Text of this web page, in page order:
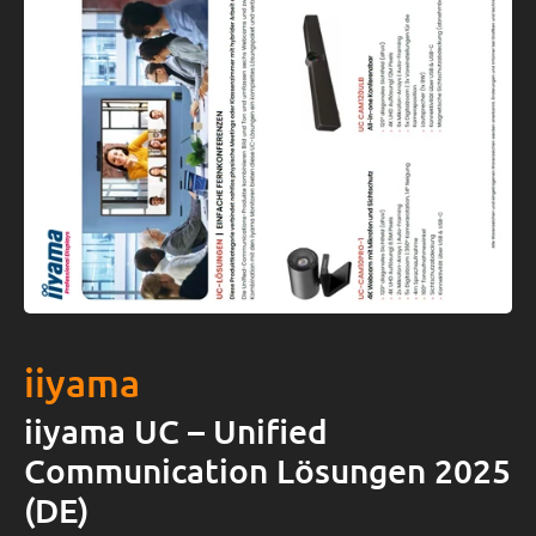
iiyama
iiyama UC – Unified
Communication Lösungen 2025
(DE)